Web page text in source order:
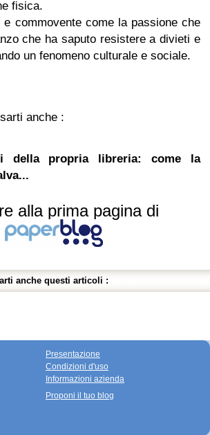
fisica.
commovente come la passione che
che ha saputo resistere a divieti e
un fenomeno culturale e sociale.
anche :
della propria libreria: come la
alla prima pagina di
anche questi articoli :
Presentazione
Condizioni d'uso
Informazioni azienda
Proponi il tuo blog